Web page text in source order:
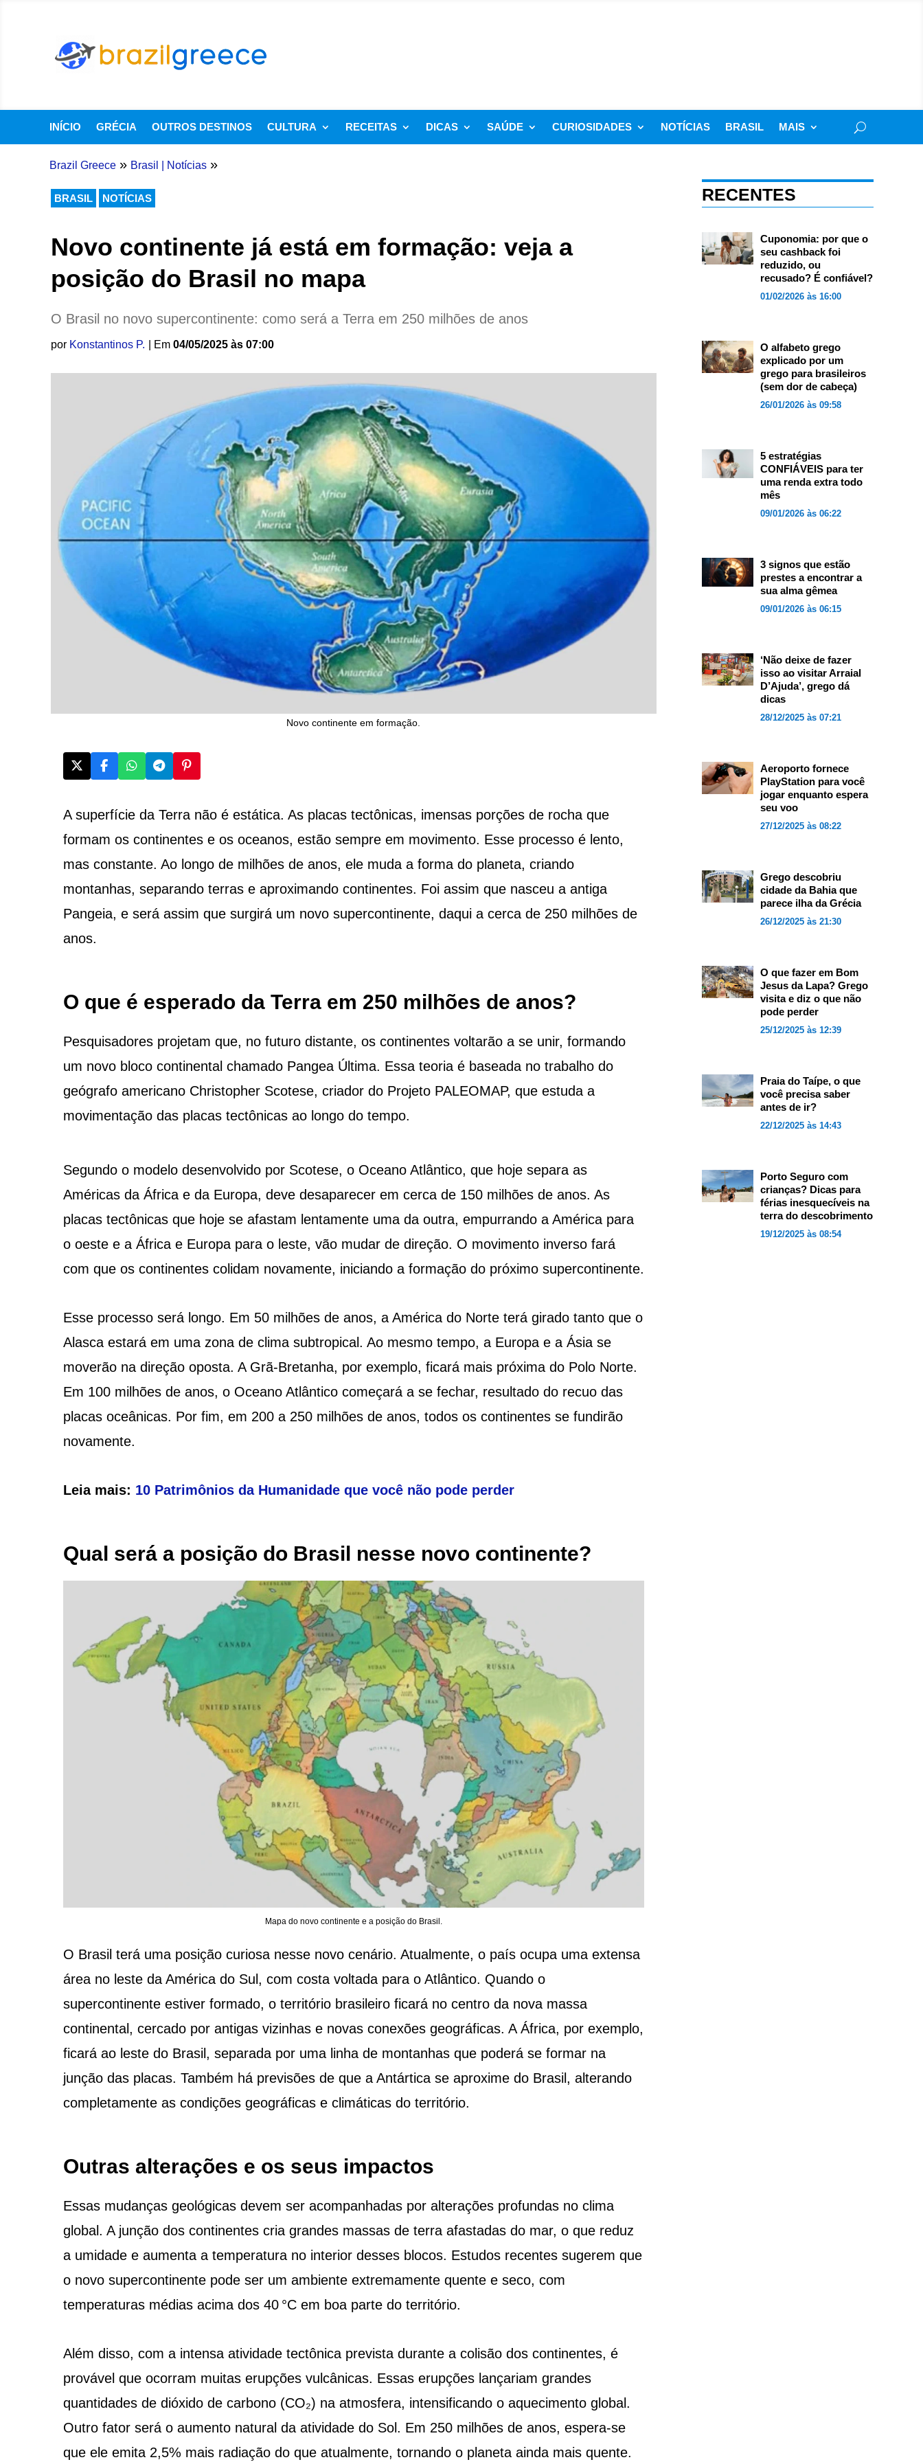
INÍCIO GRÉCIA OUTROS DESTINOS CULTURA RECEITAS DICAS SAÚDE CURIOSIDADES NOTÍCIAS BRASIL MAIS
Brazil Greece » Brasil Notícias »
BRASIL NOTÍCIAS
Novo continente já está em formação: veja a
posição do Brasil no mapa
O Brasil no novo supercontinente: como será a Terra em 250 milhões de anos
por Konstantinos P. | Em 04/05/2025 às 07:00
Novo continente em formação.
A superfície da Terra não é estática. As placas tectônicas, imensas porções de rocha que
formam os continentes e os oceanos, estão sempre em movimento. Esse processo é lento,
mas constante. Ao longo de milhões de anos, ele muda a forma do planeta, criando
montanhas, separando terras e aproximando continentes. Foi assim que nasceu a antiga
Pangeia, e será assim que surgirá um novo supercontinente, daqui a cerca de 250 milhões de
anos.
O que é esperado da Terra em 250 milhões de anos?
Pesquisadores projetam que, no futuro distante, os continentes voltarão a se unir, formando
um novo bloco continental chamado Pangea Última. Essa teoria é baseada no trabalho do
geógrafo americano Christopher Scotese, criador do Projeto PALEOMAP, que estuda a
movimentação das placas tectônicas ao longo do tempo.
Segundo o modelo desenvolvido por Scotese, o Oceano Atlântico, que hoje separa as
Américas da África e da Europa, deve desaparecer em cerca de 150 milhões de anos. As
placas tectônicas que hoje se afastam lentamente uma da outra, empurrando a América para
o oeste e a África e Europa para o leste, vão mudar de direção. O movimento inverso fará
com que os continentes colidam novamente, iniciando a formação do próximo supercontinente.
Esse processo será longo. Em 50 milhões de anos, a América do Norte terá girado tanto que o
Alasca estará em uma zona de clima subtropical. Ao mesmo tempo, a Europa e a Ásia se
moverão na direção oposta. A Grã-Bretanha, por exemplo, ficará mais próxima do Polo Norte.
Em 100 milhões de anos, o Oceano Atlântico começará a se fechar, resultado do recuo das
placas oceânicas. Por fim, em 200 a 250 milhões de anos, todos os continentes se fundirão
novamente.
Leia mais: 10 Patrimônios da Humanidade que você não pode perder
Qual será a posição do Brasil nesse novo continente?
Mapa do novo continente e a posição do Brasil.
O Brasil terá uma posição curiosa nesse novo cenário. Atualmente, o país ocupa uma extensa
área no leste da América do Sul, com costa voltada para o Atlântico. Quando o
supercontinente estiver formado, o território brasileiro ficará no centro da nova massa
continental, cercado por antigas vizinhas e novas conexões geográficas. A África, por exemplo,
ficará ao leste do Brasil, separada por uma linha de montanhas que poderá se formar na
junção das placas. Também há previsões de que a Antártica se aproxime do Brasil, alterando
completamente as condições geográficas e climáticas do território.
Outras alterações e os seus impactos
Essas mudanças geológicas devem ser acompanhadas por alterações profundas no clima
global. A junção dos continentes cria grandes massas de terra afastadas do mar, o que reduz
a umidade e aumenta a temperatura no interior desses blocos. Estudos recentes sugerem que
o novo supercontinente pode ser um ambiente extremamente quente e seco, com
temperaturas médias acima dos 40 °C em boa parte do território.
Além disso, com a intensa atividade tectônica prevista durante a colisão dos continentes, é
provável que ocorram muitas erupções vulcânicas. Essas erupções lançariam grandes
quantidades de dióxido de carbono (CO₂) na atmosfera, intensificando o aquecimento global.
Outro fator será o aumento natural da atividade do Sol. Em 250 milhões de anos, espera-se
que ele emita 2,5% mais radiação do que atualmente, tornando o planeta ainda mais quente.
RECENTES
Cuponomia: por que o
seu cashback foi
reduzido, ou
recusado? É confiável?
01/02/2026 às 16:00
O alfabeto grego
explicado por um
grego para brasileiros
(sem dor de cabeça)
26/01/2026 às 09:58
5 estratégias
CONFIÁVEIS para ter
uma renda extra todo
mês
09/01/2026 às 06:22
3 signos que estão
prestes a encontrar a
sua alma gêmea
09/01/2026 às 06:15
‘Não deixe de fazer
isso ao visitar Arraial
D’Ajuda’, grego dá
dicas
28/12/2025 às 07:21
Aeroporto fornece
PlayStation para você
jogar enquanto espera
seu voo
27/12/2025 às 08:22
Grego descobriu
cidade da Bahia que
parece ilha da Grécia
26/12/2025 às 21:30
O que fazer em Bom
Jesus da Lapa? Grego
visita e diz o que não
pode perder
25/12/2025 às 12:39
Praia do Taípe, o que
você precisa saber
antes de ir?
22/12/2025 às 14:43
Porto Seguro com
crianças? Dicas para
férias inesquecíveis na
terra do descobrimento
19/12/2025 às 08:54